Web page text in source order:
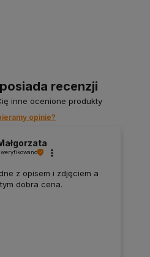
recenzji
inne ocenione produkty
opinie?
z opisem i zdjęciem a
dobra cena.